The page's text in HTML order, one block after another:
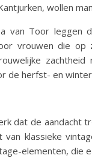
wollen
van Toor leggen
vrouwen die op
de herfst- en
dat de aandacht
klassieke
elementen, die